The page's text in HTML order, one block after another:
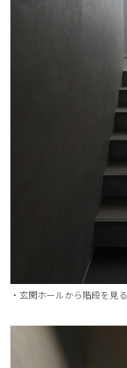
・玄関ホールから階段を見る